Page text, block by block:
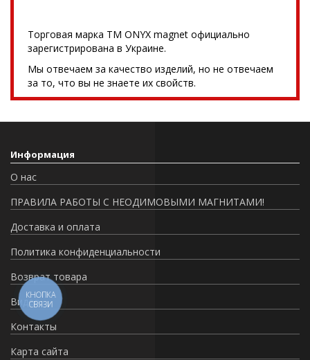
Торговая марка TM ONYX magnet официально
зарегистрирована в Украине.
Мы отвечаем за качество изделий, но не отвечаем
за то, что вы не знаете их свойств.
Информация
О нас
ПРАВИЛА РАБОТЫ С НЕОДИМОВЫМИ МАГНИТАМИ!
Доставка и оплата
Политика конфиденциальности
Возврат товара
Видео
Контакты
Карта сайта
КНОПКА
СВЯЗИ